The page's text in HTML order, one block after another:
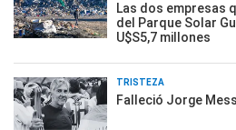
Las dos empresas
del Parque Solar
U$S5,7 millones
TRISTEZA
Falleció Jorge